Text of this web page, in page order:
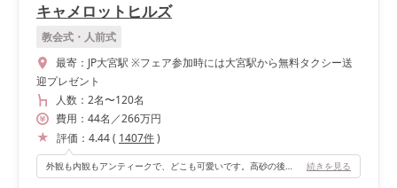
キャメロットヒルズ
教会式・人前式
最寄： JP大宮駅 ※フェア参加時には大宮駅から無料タクシー送
迎プレゼント
人数： 2名〜120名
費用： 44名 ／266万円
評価： 4.44( 1407件)
外観も内観もアンティークで、どこも可愛いです。高砂の後ろの扉を開けるとガーデンなので、そこでシャンパンオープンや、デザートビュフェもできるのがオススメです！ 続きを見る